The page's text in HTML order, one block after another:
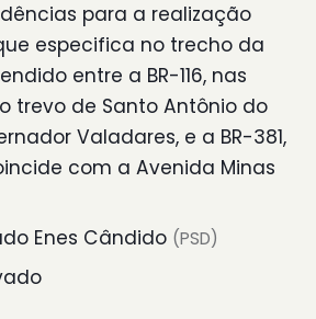
para a realização
especifica no trecho da
entre a BR-116, nas
trevo de Santo Antônio do
Valadares, e a BR-381,
com a Avenida Minas
Enes Cândido (PSD)